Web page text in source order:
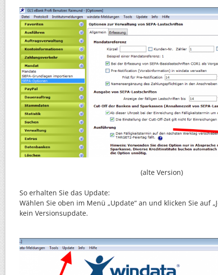
(alte Version)
So erhalten Sie das Update:
Wählen Sie oben im Menü „Update“ an und klicken Sie auf
kein Versionsupdate.